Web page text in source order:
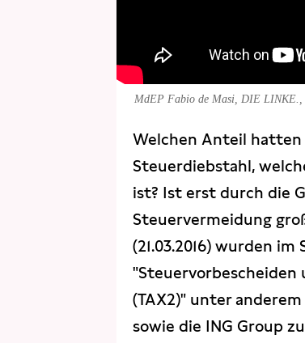
MdEP Fabio de Masi, DIE LINKE.,
Welchen Anteil hatten
Steuerdiebstahl,
ist? Ist erst durch die
Steuervermeidung
(21.03.2016) wurden
(TAX2)" unter
sowie die ING Group